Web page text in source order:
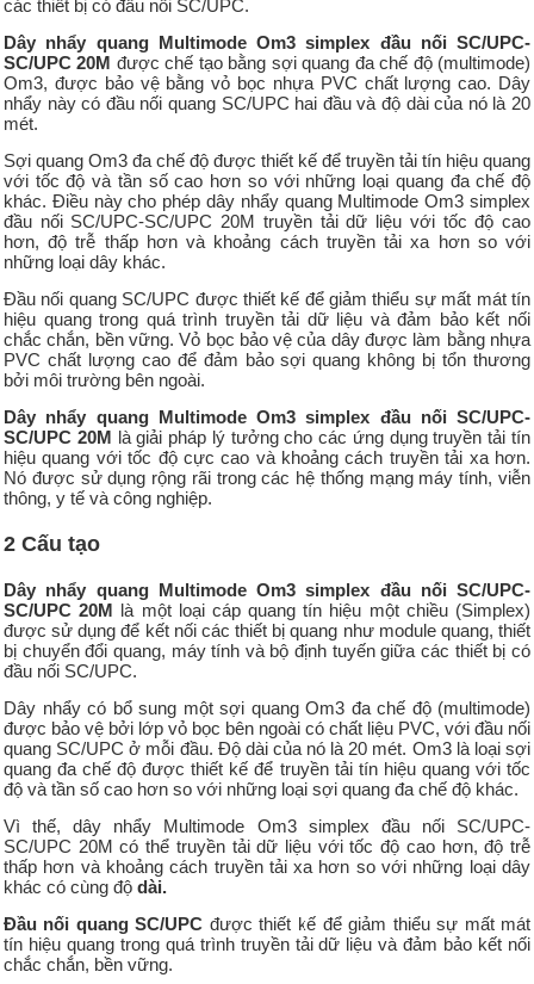
các thiết bị có đầu nối SC/UPC.
Dây nhẩy quang Multimode Om3 simplex đầu nối SC/UPC-
SC/UPC 20M được chế tạo bằng sợi quang đa chế độ (multimode)
Om3, được bảo vệ bằng vỏ bọc nhựa PVC chất lượng cao. Dây
nhẩy này có đầu nối quang SC/UPC hai đầu và độ dài của nó là 20
mét.
Sợi quang Om3 đa chế độ được thiết kế để truyền tải tín hiệu quang
với tốc độ và tần số cao hơn so với những loại quang đa chế độ
khác. Điều này cho phép dây nhẩy quang Multimode Om3 simplex
đầu nối SC/UPC-SC/UPC 20M truyền tải dữ liệu với tốc độ cao
hơn, độ trễ thấp hơn và khoảng cách truyền tải xa hơn so với
những loại dây khác.
Đầu nối quang SC/UPC được thiết kế để giảm thiểu sự mất mát tín
hiệu quang trong quá trình truyền tải dữ liệu và đảm bảo kết nối
chắc chắn, bền vững. Vỏ bọc bảo vệ của dây được làm bằng nhựa
PVC chất lượng cao để đảm bảo sợi quang không bị tổn thương
bởi môi trường bên ngoài.
Dây nhẩy quang Multimode Om3 simplex đầu nối SC/UPC-
SC/UPC 20M là giải pháp lý tưởng cho các ứng dụng truyền tải tín
hiệu quang với tốc độ cực cao và khoảng cách truyền tải xa hơn.
Nó được sử dụng rộng rãi trong các hệ thống mạng máy tính, viễn
thông, y tế và công nghiệp.
2 Cấu tạo
Dây nhẩy quang Multimode Om3 simplex đầu nối SC/UPC-
SC/UPC 20M là một loại cáp quang tín hiệu một chiều (Simplex)
được sử dụng để kết nối các thiết bị quang như module quang, thiết
bị chuyển đổi quang, máy tính và bộ định tuyến giữa các thiết bị có
đầu nối SC/UPC.
Dây nhẩy có bổ sung một sợi quang Om3 đa chế độ (multimode)
được bảo vệ bởi lớp vỏ bọc bên ngoài có chất liệu PVC, với đầu nối
quang SC/UPC ở mỗi đầu. Độ dài của nó là 20 mét. Om3 là loại sợi
quang đa chế độ được thiết kế để truyền tải tín hiệu quang với tốc
độ và tần số cao hơn so với những loại sợi quang đa chế độ khác.
Vì thế, dây nhẩy Multimode Om3 simplex đầu nối SC/UPC-
SC/UPC 20M có thể truyền tải dữ liệu với tốc độ cao hơn, độ trễ
thấp hơn và khoảng cách truyền tải xa hơn so với những loại dây
khác có cùng độ dài.
Đầu nối quang SC/UPC được thiết kế để giảm thiểu sự mất mát
tín hiệu quang trong quá trình truyền tải dữ liệu và đảm bảo kết nối
chắc chắn, bền vững.